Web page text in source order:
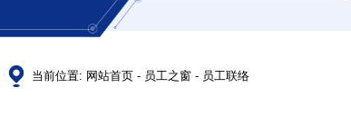
当前位置: 网站首页 - 员工之窗 - 员工联络